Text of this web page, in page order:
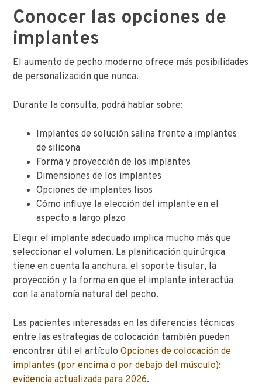
Conocer las opciones de
implantes
El aumento de pecho moderno ofrece más posibilidades
de personalización que nunca.
Durante la consulta, podrá hablar sobre:
Implantes de solución salina frente a implantes
de silicona
Forma y proyección de los implantes
Dimensiones de los implantes
Opciones de implantes lisos
Cómo influye la elección del implante en el
aspecto a largo plazo
Elegir el implante adecuado implica mucho más que
seleccionar el volumen. La planificación quirúrgica
tiene en cuenta la anchura, el soporte tisular, la
proyección y la forma en que el implante interactúa
con la anatomía natural del pecho.
Las pacientes interesadas en las diferencias técnicas
entre las estrategias de colocación también pueden
encontrar útil el artículoOpciones de colocación de
implantes (por encima o por debajo del músculo):
evidencia actualizada para 2026.